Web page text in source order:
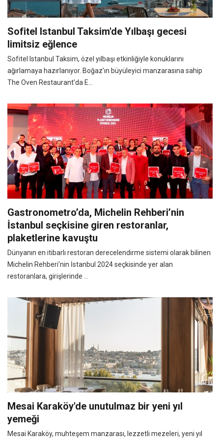
Sofitel Istanbul Taksim'de Yılbaşı gecesi
limitsiz eğlence
Sofitel Istanbul Taksim, özel yılbaşı etkinliğiyle konuklarını
ağırlamaya hazırlanıyor. Boğaz’ın büyüleyici manzarasına sahip
The Oven Restaurant’da E...
Gastronometro’da, Michelin Rehberi’nin
İstanbul seçkisine giren restoranlar,
plaketlerine kavuştu
Dünyanın en itibarlı restoran derecelendirme sistemi olarak bilinen
Michelin Rehberi’nin İstanbul 2024 seçkisinde yer alan
restoranlara, girişlerinde ...
Mesai Karaköy'de unutulmaz bir yeni yıl
yemeği
Mesai Karaköy, muhteşem manzarası, lezzetli mezeleri, yeni yıl